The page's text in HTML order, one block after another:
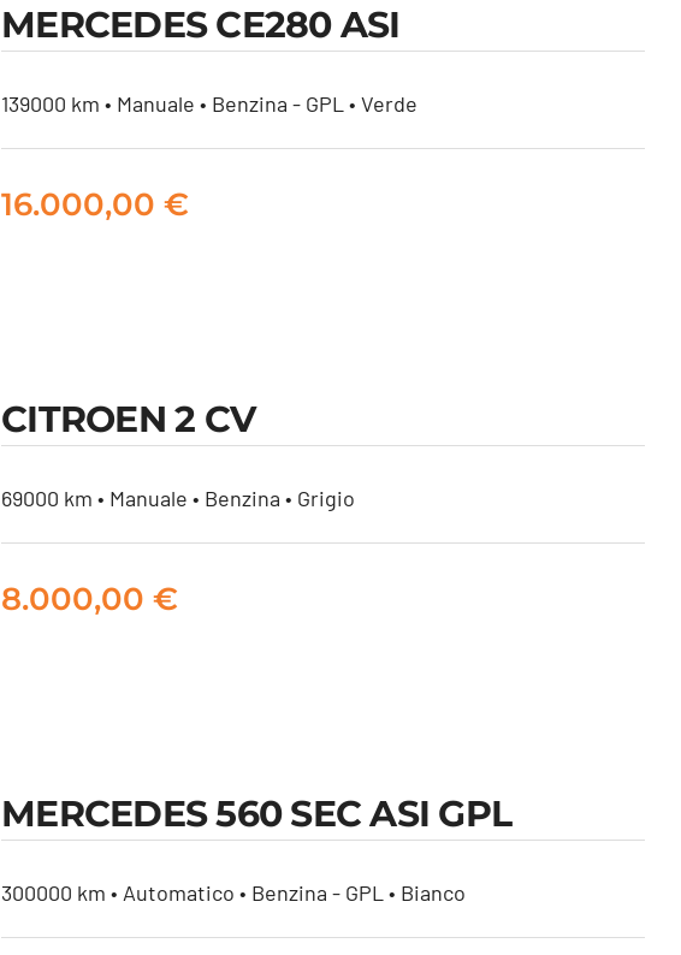
MERCEDES CE280 ASI
139000 km • Manuale • Benzina - GPL • Verde
16.000,00€
CITROEN 2 CV
69000 km • Manuale • Benzina • Grigio
8.000,00€
MERCEDES 560 SEC ASI GPL
300000 km • Automatico • Benzina - GPL • Bianco